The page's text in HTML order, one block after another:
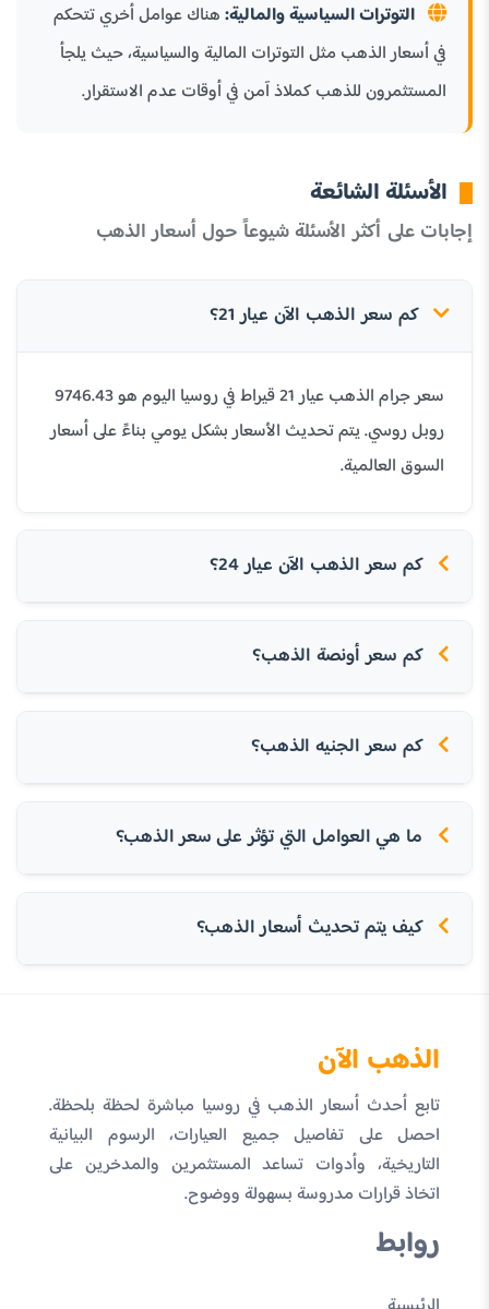
التوترات السياسية والمالية:هناك عوامل أخري تتحكم
في أسعار الذهب مثل التوترات المالية والسياسية، حيث يلجأ
المستثمرون للذهب كملاذ آمن في أوقات عدم الاستقرار.
الأسئلة الشائعة
إجابات على أكثر الأسئلة شيوعاً حول أسعار الذهب
كم سعر الذهب الآن عيار 21؟
سعر جرام الذهب عيار 21 قيراط في روسيا اليوم هو 9746.43
روبل روسي. يتم تحديث الأسعار بشكل يومي بناءً على أسعار
السوق العالمية.
كم سعر الذهب الآن عيار 24؟
كم سعر أونصة الذهب؟
كم سعر الجنيه الذهب؟
ما هي العوامل التي تؤثر على سعر الذهب؟
كيف يتم تحديث أسعار الذهب؟
الذهب الآن
تابع أحدث أسعار الذهب في روسيا مباشرة لحظة بلحظة.
احصل على تفاصيل جميع العيارات، الرسوم البيانية
التاريخية، وأدوات تساعد المستثمرين والمدخرين على
اتخاذ قرارات مدروسة بسهولة ووضوح.
روابط